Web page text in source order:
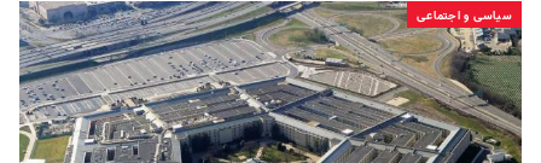
سیاسی و اجتماعی